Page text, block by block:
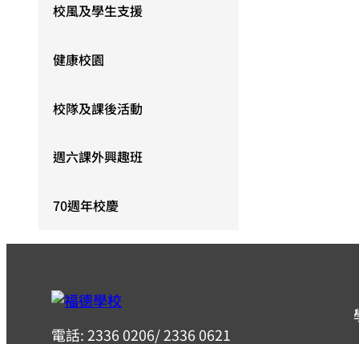
校風及學生支援
健康校園
校隊及課後活動
週六課外興趣班
70週年校慶
電話: 2336 0206/ 2336 0621